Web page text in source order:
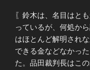
〖鈴木は、名目はと
っているが、何処か
はほとんど解明され
できる金などなかっ
た。品田裁判長はこ